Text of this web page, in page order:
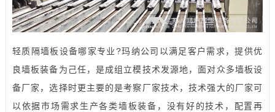
轻质隔墙板设备哪家专业?玛纳公司以满足客户需求，提供优
良墙板装备为己任，是成组立模技术发源地，面对众多墙板设
备厂家，选择时更主要的是考察厂家技术，技术强大的厂家可
以依据市场需求生产各类墙板装备，没有好的技术，配置再